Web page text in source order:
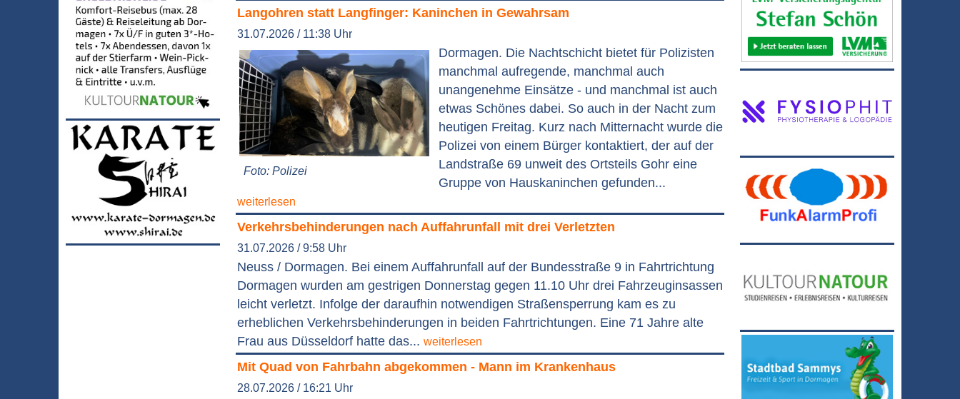
Langohren statt Langfinger: Kaninchen in Gewahrsam
31.07.2026 / 11:38 Uhr
Foto: Polizei
Dormagen. Die Nachtschicht bietet für Polizisten
manchmal aufregende, manchmal auch
unangenehme Einsätze - und manchmal ist auch
etwas Schönes dabei. So auch in der Nacht zum
heutigen Freitag. Kurz nach Mitternacht wurde die
Polizei von einem Bürger kontaktiert, der auf der
Landstraße 69 unweit des Ortsteils Gohr eine
Gruppe von Hauskaninchen gefunden...
weiterlesen
Verkehrsbehinderungen nach Auffahrunfall mit drei Verletzten
31.07.2026 / 9:58 Uhr
Neuss / Dormagen. Bei einem Auffahrunfall auf der Bundesstraße 9 in Fahrtrichtung
Dormagen wurden am gestrigen Donnerstag gegen 11.10 Uhr drei Fahrzeuginsassen
leicht verletzt. Infolge der daraufhin notwendigen Straßensperrung kam es zu
erheblichen Verkehrsbehinderungen in beiden Fahrtrichtungen. Eine 71 Jahre alte
Frau aus Düsseldorf hatte das... weiterlesen
Mit Quad von Fahrbahn abgekommen - Mann im Krankenhaus
28.07.2026 / 16:21 Uhr